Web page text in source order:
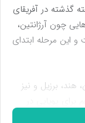
گذشته در آفریقای
چون آرژانتین،
این مرحله ابتدای
برزیل و نیز
نخست، عضویت در